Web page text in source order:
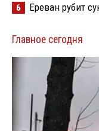
6 Ереван рубит
Главное сегодня